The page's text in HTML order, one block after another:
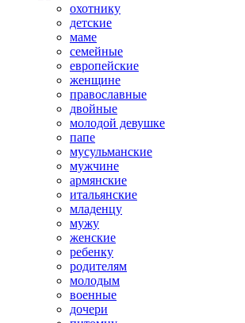
охотнику
детские
маме
семейные
европейские
женщине
православные
двойные
молодой девушке
папе
мусульманские
мужчине
армянские
итальянские
младенцу
мужу
женские
ребенку
родителям
молодым
военные
дочери